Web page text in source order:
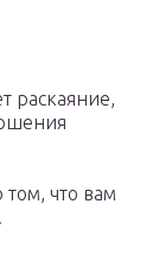
раскаяние,
том, что вам